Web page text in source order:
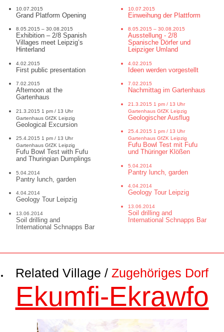
10.07.2015
Grand Platform Opening
8.05.2015 – 30.08.2015
Exhibition – 2/8 Spanish
Villages meet Leipzig’s
Hinterland
4.02.2015
First public presentation
7.02.2015
Afternoon at the
Gartenhaus
21.3.2015 1 pm / 13 Uhr
Gartenhaus GfZK Leipzig
Geological Excursion
25.4.2015 1 pm / 13 Uhr
Gartenhaus GfZK Leipzig
Fufu Bowl Test with Fufu
and Thuringian Dumplings
5.04.2014
Pantry lunch, garden
4.04.2014
Geology Tour Leipzig
13.06.2014
Soil drilling and
International Schnapps Bar
10.07.2015
Einweihung der Plattform
8.05.2015 – 30.08.2015
Ausstellung - 2/8
Spanische Dörfer und
Leipziger Umland
4.02.2015
Ideen werden vorgestellt
7.02.2015
Nachmittag im Gartenhaus
21.3.2015 1 pm / 13 Uhr
Gartenhaus GfZK Leipzig
Geologischer Ausflug
25.4.2015 1 pm / 13 Uhr
Gartenhaus GfZK Leipzig
Fufu Bowl Test mit Fufu
und Thüringer Klößen
5.04.2014
Pantry lunch, garden
4.04.2014
Geology Tour Leipzig
13.06.2014
Soil drilling and
International Schnapps Bar
Related Village / Zugehöriges Dorf
Ekumfi-Ekrawfo